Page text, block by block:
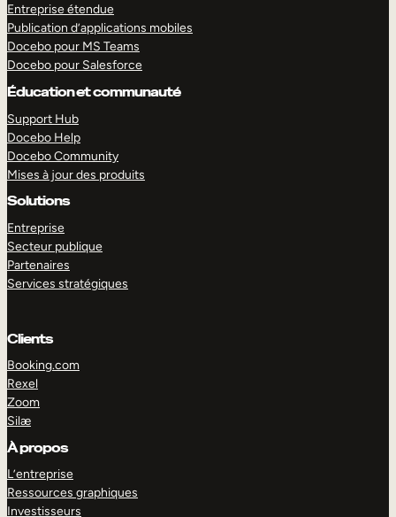
Entreprise étendue
Publication d’applications mobiles
Docebo pour MS Teams
Docebo pour Salesforce
Éducation et communauté
Support Hub
Docebo Help
Docebo Community
Mises à jour des produits
Solutions
Entreprise
Secteur publique
Partenaires
Services stratégiques
Clients
Booking.com
Rexel
Zoom
Silæ
À propos
L’entreprise
Ressources graphiques
Investisseurs